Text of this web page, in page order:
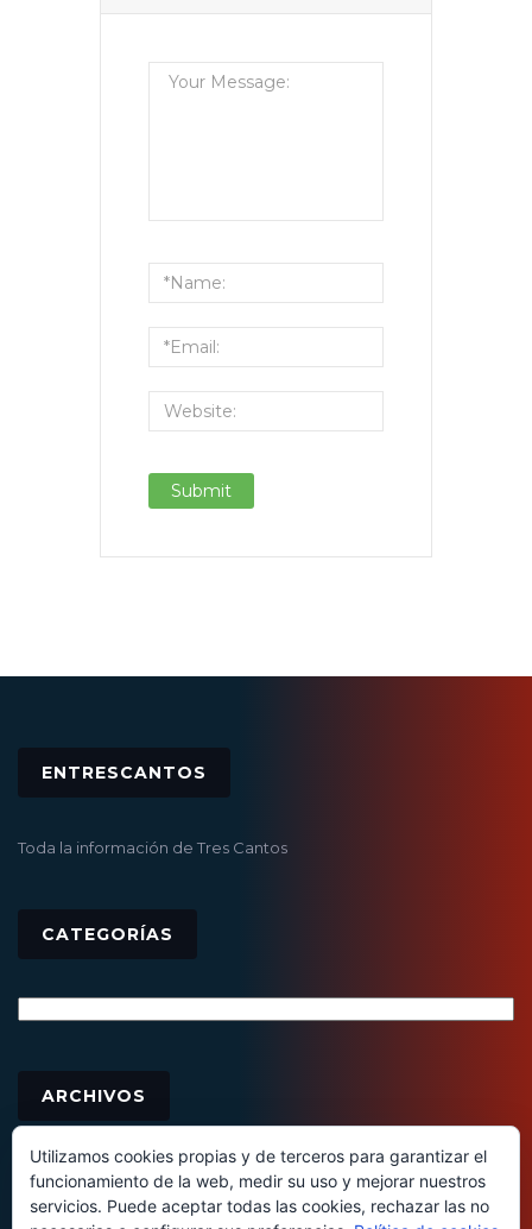
ENTRESCANTOS
Toda la información de Tres Cantos
CATEGORÍAS
ARCHIVOS
Utilizamos cookies propias y de terceros para garantizar el
funcionamiento de la web, medir su uso y mejorar nuestros
servicios. Puede aceptar todas las cookies, rechazar las no